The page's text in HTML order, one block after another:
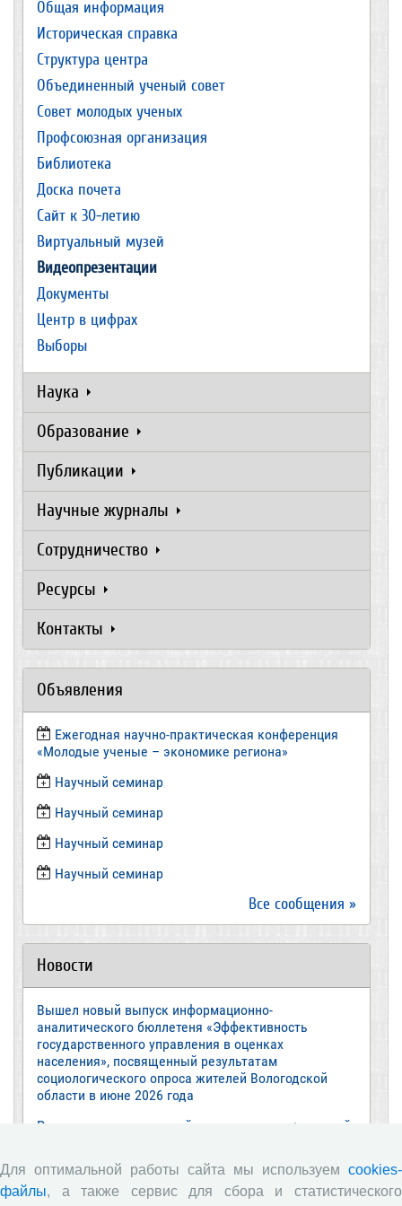
Общая информация
Историческая справка
Структура центра
Объединенный ученый совет
Совет молодых ученых
Профсоюзная организация
Библиотека
Доска почета
Сайт к 30-летию
Виртуальный музей
Видеопрезентации
Документы
Центр в цифрах
Выборы
Наука
Образование
Публикации
Научные журналы
Сотрудничество
Ресурсы
Контакты
Объявления
Ежегодная научно-практическая конференция
«Молодые ученые – экономике региона»
​Научный семинар
​Научный семинар
Научный семинар
​Научный семинар
Все сообщения »
Новости
Вышел новый выпуск информационно-
аналитического бюллетеня «Эффективность
государственного управления в оценках
населения», посвященный результатам
социологического опроса жителей Вологодской
области в июне 2026 года
Развитие академической науки в регионе: круглый
и Вологодской области
ВолНЦ РАН традиционно принял участие в
Для оптимальной работы сайта мы используем cookies-
файлы, а также сервис для сбора и статистического